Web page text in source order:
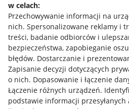
w celach:
Przechowywanie informacji na
nich. Spersonalizowane reklamy i
treści, badanie odbiorców i
bezpieczeństwa, zapobieganie
błędów. Dostarczanie i
Zapisanie decyzji dotyczących
o nich. Dopasowanie i łączenie
Łączenie różnych urządzeń.
podstawie informacji
Allegro Gadane dla sprzedających
Allegro Gadane dla kupujących
Mapa miejscowości
Informacje prawne
Regulamin
Polityka plików "cookies"